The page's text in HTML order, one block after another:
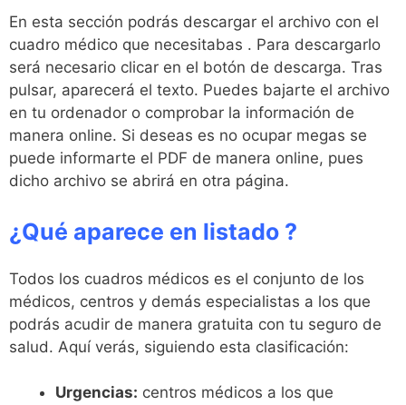
En esta sección podrás descargar el archivo con el
cuadro médico que necesitabas . Para descargarlo
será necesario clicar en el botón de descarga. Tras
pulsar, aparecerá el texto. Puedes bajarte el archivo
en tu ordenador o comprobar la información de
manera online. Si deseas es no ocupar megas se
puede informarte el PDF de manera online, pues
dicho archivo se abrirá en otra página.
¿Qué aparece en listado ?
Todos los cuadros médicos es el conjunto de los
médicos, centros y demás especialistas a los que
podrás acudir de manera gratuita con tu seguro de
salud. Aquí verás, siguiendo esta clasificación:
Urgencias: centros médicos a los que